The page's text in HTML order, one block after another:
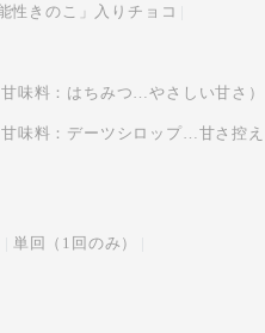
性きのこ」入りチョコ
味料：はちみつ…やさしい甘さ）
味料：デーツシロップ…甘さ控え
単回（1回のみ）